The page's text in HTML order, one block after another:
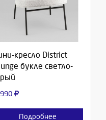
кресло District
букле светло-
Подробнее
количество:
Продолжить